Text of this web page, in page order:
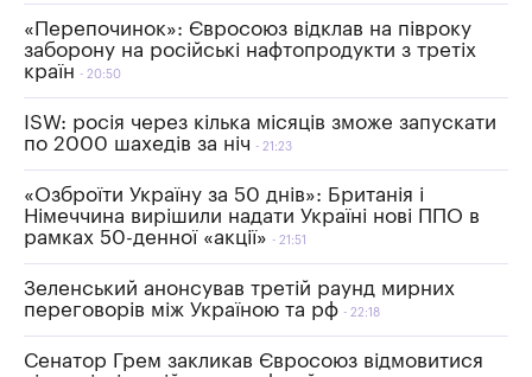
«Перепочинок»: Євросоюз відклав на півроку
заборону на російські нафтопродукти з третіх
країн
20:50
ISW: росія через кілька місяців зможе запускати
по 2000 шахедів за ніч
21:23
«Озброїти Україну за 50 днів»: Британія і
Німеччина вирішили надати Україні нові ППО в
рамках 50-денної «акції»
21:51
Зеленський анонсував третій раунд мирних
переговорів між Україною та рф
22:18
Сенатор Грем закликав Євросоюз відмовитися